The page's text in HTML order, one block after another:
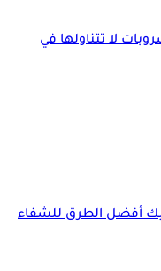
ارتفاع ضغط الدم- 3 مشروبات لا تتناولها في
أفضل الطرق للشفاء